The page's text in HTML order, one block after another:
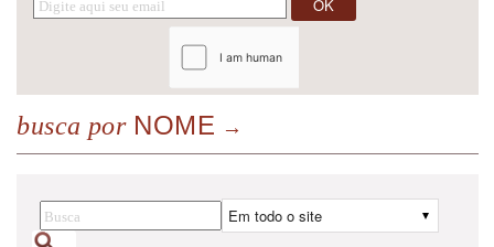
busca porNOME